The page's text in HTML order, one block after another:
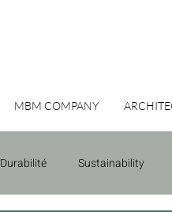
MBM COMPANY
Durabilité Sustainability